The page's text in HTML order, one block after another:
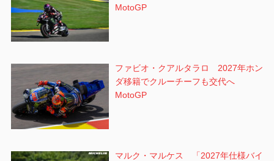
MotoGP
ファビオ・クアルタラロ 2027年ホン
ダ移籍でクルーチーフも交代へ
MotoGP
マルク・マルケス 「2027年仕様バイ